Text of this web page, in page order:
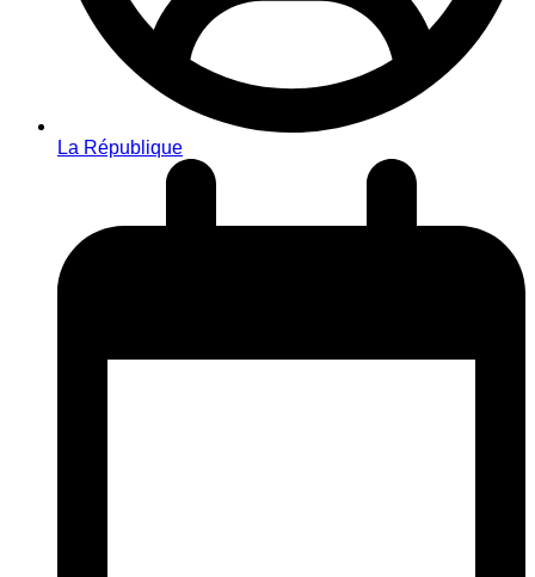
La République